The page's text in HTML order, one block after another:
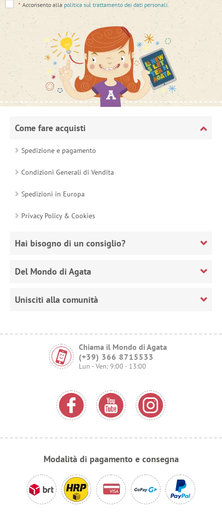
* Acconsento alla politica sul trattamento dei dati personali
Come fare acquisti
Spedizione e pagamento
Condizioni Generali di Vendita
Spedizioni in Europa
Privacy Policy & Cookies
Hai bisogno di un consiglio?
Del Mondo di Agata
Unisciti alla comunità
Chiama il Mondo di Agata
(+39) 366 8715533
Lun - Ven: 9:00 - 13:00
Modalità di pagamento e consegna